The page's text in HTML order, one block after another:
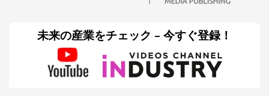
未来の産業をチェック – 今すぐ登録！